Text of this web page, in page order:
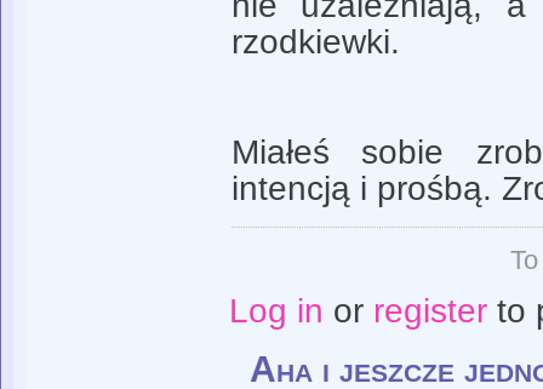
rzodkiewki.
Miałeś sobie
intencją i prośbą.
Log in or registerto
Aha i jeszcze